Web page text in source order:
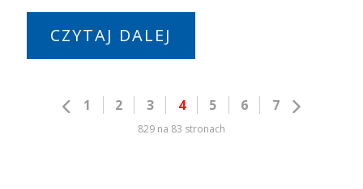
CZYTAJ DALEJ
1 2 3 4 5 6 7
829 na 83 stronach